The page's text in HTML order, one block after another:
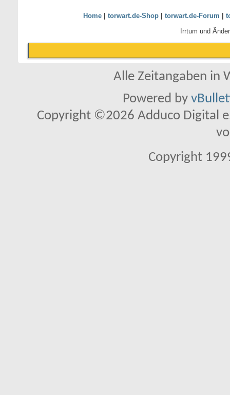
Home| torwart.de-Shop| torwart.de-Forum
Irrtum und
Alle Zeitangaben in
Powered by
Copyright ©2026 Adduco Digital
Copyright